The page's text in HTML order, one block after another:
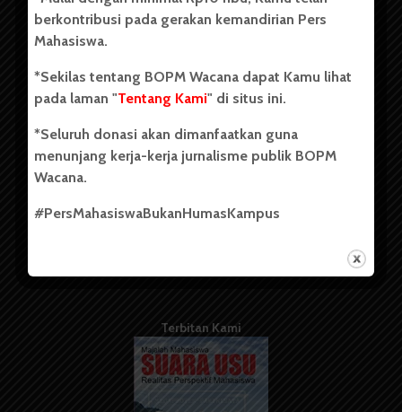
Kontribusi
Info Iklan
Pedoman Media Siber
Kode Etik Jurnalistik
Terbitan Kami
berkontribusi pada gerakan kemandirian Pers
Mahasiswa.
*Sekilas tentang BOPM Wacana dapat Kamu lihat
pada laman "Tentang Kami" di situs ini.
*Seluruh donasi akan dimanfaatkan guna
menunjang kerja-kerja jurnalisme publik BOPM
Wacana.
#PersMahasiswaBukanHumasKampus